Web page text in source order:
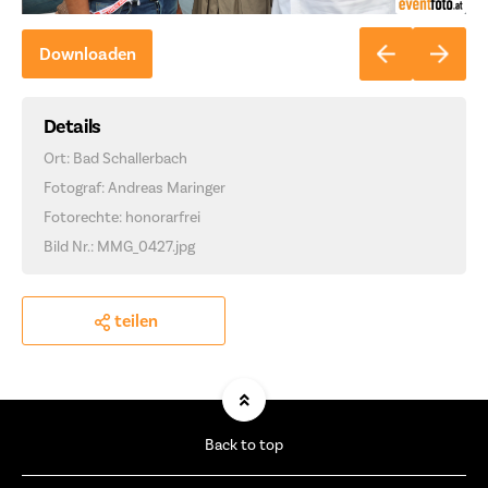
Downloaden
Details
Ort: Bad Schallerbach
Fotograf: Andreas Maringer
Fotorechte: honorarfrei
Bild Nr.: MMG_0427.jpg
teilen
Back to top